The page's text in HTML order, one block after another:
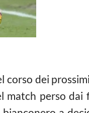
corso dei
match perso dai